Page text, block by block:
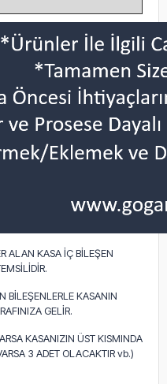
ALAN KASA İÇ BİLEŞEN
BİLEŞENLERLE KASANIN
GELİR.
KASANIZIN ÜST KISMINDA
3 ADET OLACAKTIR vb.)